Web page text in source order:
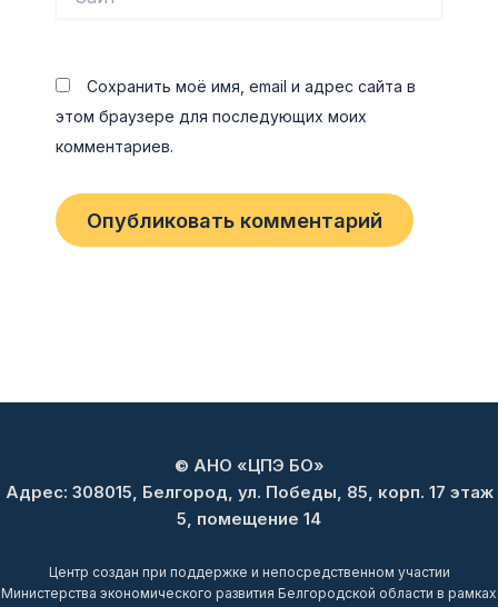
Сохранить моё имя, email и адрес сайта в
этом браузере для последующих моих
комментариев.
© АНО «ЦПЭ БО»
Адрес: 308015, Белгород, ул. Победы, 85, корп. 17 этаж
5, помещение 14
Центр создан при поддержке и непосредственном участии
Министерства экономического развития Белгородской области в рамках